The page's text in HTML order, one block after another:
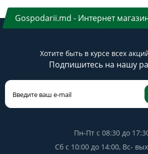
Gospodarii.md - Интернет
Хотите быть в курсе всех
Подпишитесь на нашу
Пн-Пт с 08:30 до
Сб с 10:00 до 14:00, Вс-